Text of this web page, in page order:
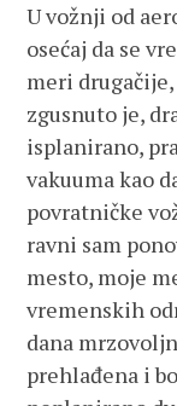
U vožnji od
osećaj da se
meri
zgusnuto je,
isplanirano,
vakuuma kao
povratničke
ravni sam
mesto, moje
vremenskih
dana
prehlađena i